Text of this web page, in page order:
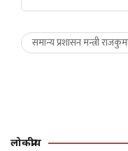
समान्य प्रशासन मन्त्री
लोकप्रीय